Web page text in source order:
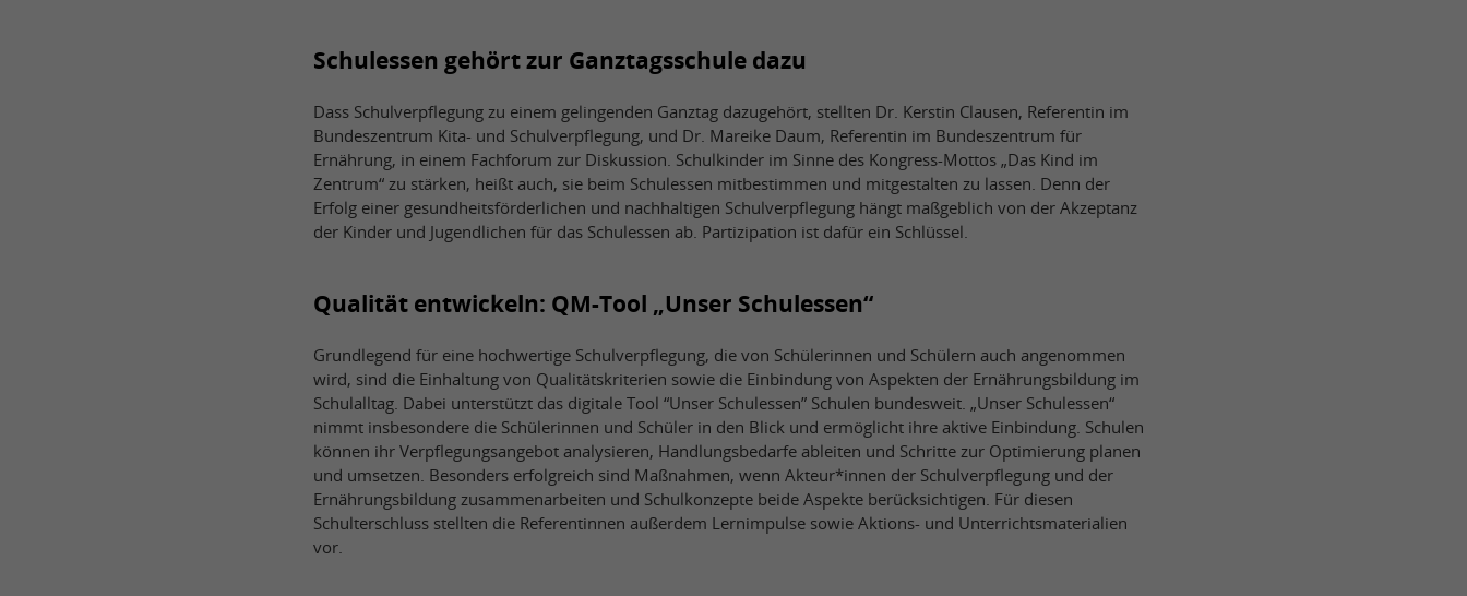
Schulessen gehört zur Ganztagsschule dazu
Dass Schulverpflegung zu einem gelingenden Ganztag dazugehört, stellten Dr. Kerstin Clausen, Referentin im
Bundeszentrum Kita- und Schulverpflegung, und Dr. Mareike Daum, Referentin im Bundeszentrum für
Ernährung, in einem Fachforum zur Diskussion. Schulkinder im Sinne des Kongress-Mottos „Das Kind im
Zentrum“ zu stärken, heißt auch, sie beim Schulessen mitbestimmen und mitgestalten zu lassen. Denn der
Erfolg einer gesundheitsförderlichen und nachhaltigen Schulverpflegung hängt maßgeblich von der Akzeptanz
der Kinder und Jugendlichen für das Schulessen ab. Partizipation ist dafür ein Schlüssel.
Qualität entwickeln: QM-Tool „Unser Schulessen“
Grundlegend für eine hochwertige Schulverpflegung, die von Schülerinnen und Schülern auch angenommen
wird, sind die Einhaltung von Qualitätskriterien sowie die Einbindung von Aspekten der Ernährungsbildung im
Schulalltag. Dabei unterstützt das digitale Tool “Unser Schulessen” Schulen bundesweit. „Unser Schulessen“
nimmt insbesondere die Schülerinnen und Schüler in den Blick und ermöglicht ihre aktive Einbindung. Schulen
können ihr Verpflegungsangebot analysieren, Handlungsbedarfe ableiten und Schritte zur Optimierung planen
und umsetzen. Besonders erfolgreich sind Maßnahmen, wenn Akteur*innen der Schulverpflegung und der
Ernährungsbildung zusammenarbeiten und Schulkonzepte beide Aspekte berücksichtigen. Für diesen
Schulterschluss stellten die Referentinnen außerdem Lernimpulse sowie Aktions- und Unterrichtsmaterialien
vor.